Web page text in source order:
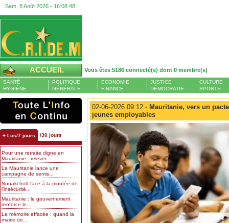
Sam, 8 Août 2026 - 16:08:48
ACCUEIL Vous êtes 5186 connecté(s) dont 0 membre(s)
SANTÉ
HYGIÈNE
POLITIQUE
GÉNÉRALE
ECONOMIE
FINANCE
JUSTICE
DÉMOCRATIE
CULTURE
SPORTS
+ Lus/7 jours /30 jours
Pour une retraite digne en
Mauritanie : relever...
La Mauritanie lance une
campagne de semis...
Nouakchott face à la montée de
l’insécurité...
Mauritanie : le gouvernement
renforce le...
La mémoire effacée : quand la
mairie de...
02-06-2026 09:12 - Mauritanie, vers un
jeunes employables